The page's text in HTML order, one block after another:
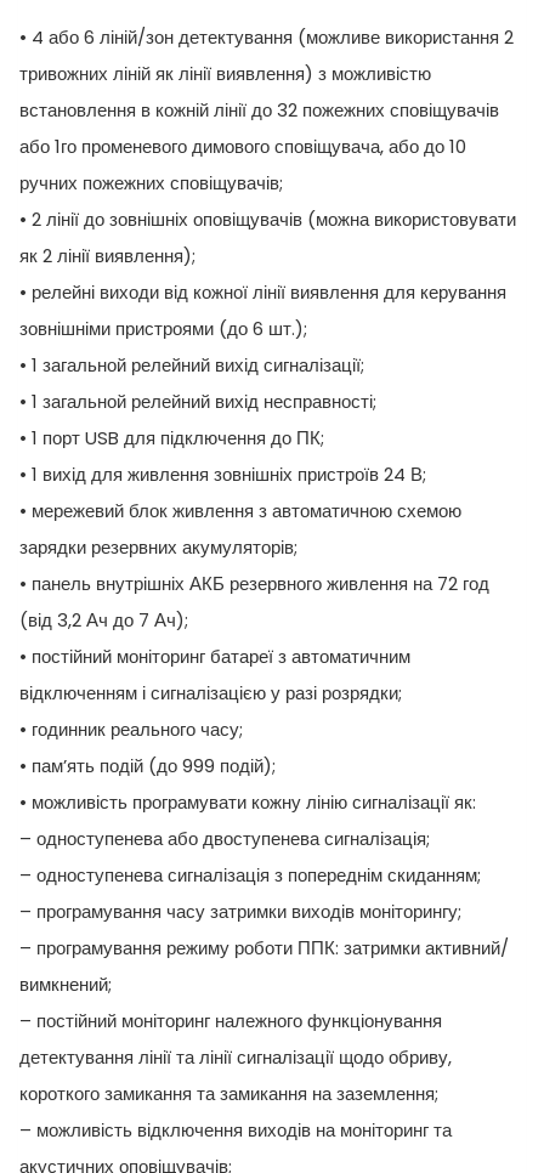
• 4 або 6 ліній/зон детектування (можливе використання 2
тривожних ліній як лінії виявлення) з можливістю
встановлення в кожній лінії до 32 пожежних сповіщувачів
або 1го променевого димового сповіщувача, або до 10
ручних пожежних сповіщувачів;
• 2 лінії до зовнішніх оповіщувачів (можна використовувати
як 2 лінії виявлення);
• релейні виходи від кожної лінії виявлення для керування
зовнішніми пристроями (до 6 шт.);
• 1 загальной релейний вихід сигналізації;
• 1 загальной релейний вихід несправності;
• 1 порт USB для підключення до ПК;
• 1 вихід для живлення зовнішніх пристроїв 24 В;
• мережевий блок живлення з автоматичною схемою
зарядки резервних акумуляторів;
• панель внутрішніх АКБ резервного живлення на 72 год
(від 3,2 Ач до 7 Ач);
• постійний моніторинг батареї з автоматичним
відключенням і сигналізацією у разі розрядки;
• годинник реального часу;
• пам’ять подій (до 999 подій);
• можливість програмувати кожну лінію сигналізації як:
– одноступенева або двоступенева сигналізація;
– одноступенева сигналізація з попереднім скиданням;
– програмування часу затримки виходів моніторингу;
– програмування режиму роботи ППК: затримки активний/
вимкнений;
– постійний моніторинг належного функціонування
детектування лінії та лінії сигналізації щодо обриву,
короткого замикання та замикання на заземлення;
– можливість відключення виходів на моніторинг та
акустичних оповіщувачів;